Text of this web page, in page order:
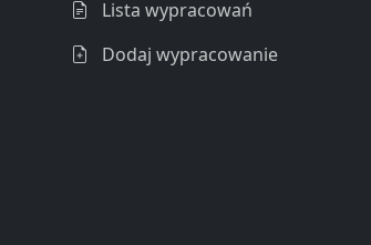
Lista wypracowań
Dodaj wypracowanie